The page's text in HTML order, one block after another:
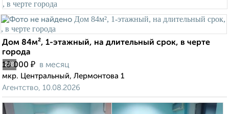
2/8
Дом 84м², 1-этажный, на длительный срок, в черте
города
18 000 ₽ в месяц
мкр. Центральный, Лермонтова 1
Агентство, 10.08.2026